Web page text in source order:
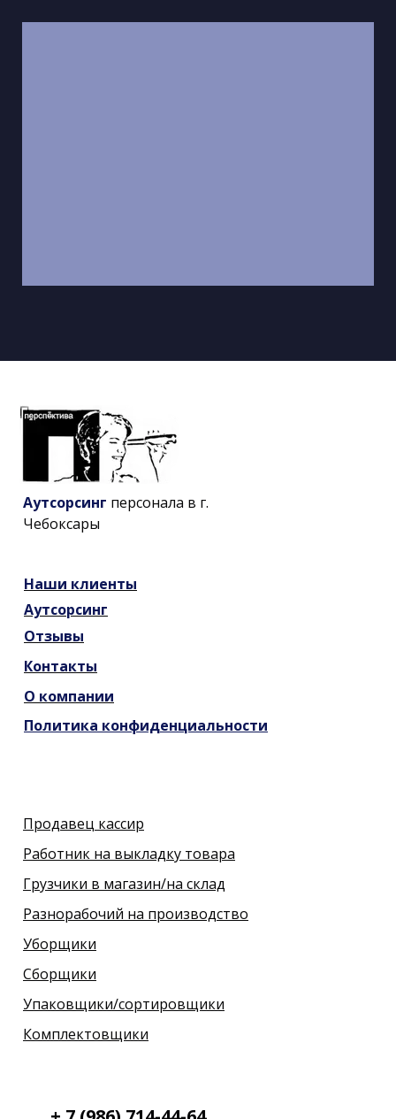
Политика конфиденциальности
Комплектовщики
Упаковщики/сортировщики
Сборщики
Уборщики
Разнорабочий на производство
Грузчики в магазин/на склад
Работник на выкладку товара
Продавец кассир
О компании
Контакты
Отзывы
Аутсорсинг
Наши клиенты
Аутсорсинг персонала в г.
Чебоксары